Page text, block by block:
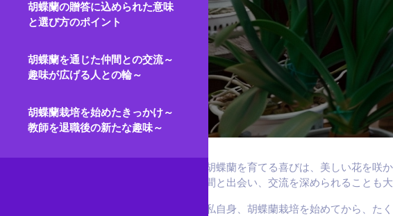
胡蝶蘭の贈答に込められた意味
と選び方のポイント
胡蝶蘭を通じた仲間との交流～
趣味が広げる人との輪～
胡蝶蘭栽培を始めたきっかけ～
教師を退職後の新たな趣味～
胡蝶蘭を育てる喜びは、美しい花を咲
間と出会い、交流を深められることも
私自身、胡蝶蘭栽培を始めてから、た